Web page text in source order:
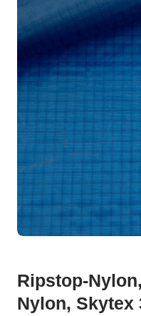
Ripstop-
Nylon, Skytex